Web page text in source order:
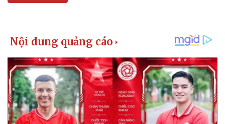
Thể thao
Bóng đá
Ô tô - Xe máy
Ô tô